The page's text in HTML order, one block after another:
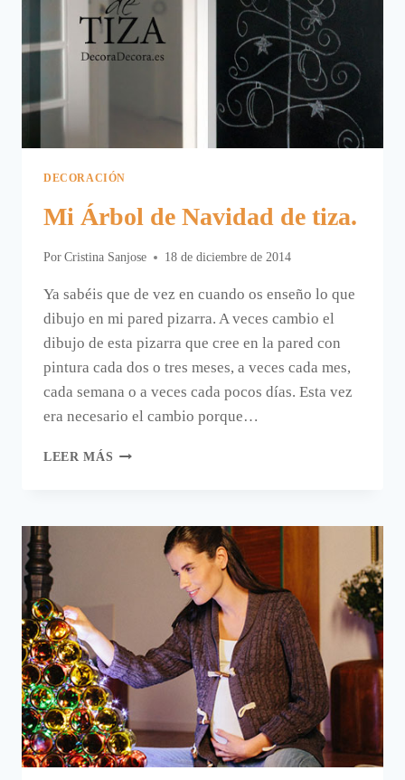
DECORACIÓN
Mi Árbol de Navidad de tiza.
Por Cristina Sanjose 18 de diciembre de 2014
Ya sabéis que de vez en cuando os enseño lo que
dibujo en mi pared pizarra. A veces cambio el
dibujo de esta pizarra que cree en la pared con
pintura cada dos o tres meses, a veces cada mes,
cada semana o a veces cada pocos días. Esta vez
era necesario el cambio porque…
LEER MÁS MI
DE